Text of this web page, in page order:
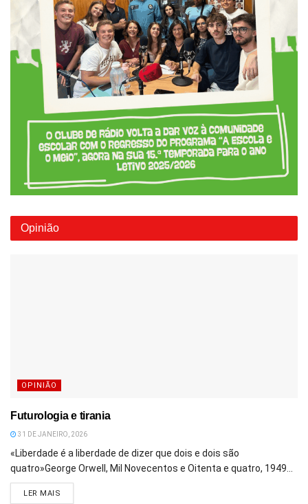
Opinião
OPINIÃO
Futurologia e tirania
31 DE JANEIRO, 2026
«Liberdade é a liberdade de dizer que dois e dois são
quatro»George Orwell, Mil Novecentos e Oitenta e quatro, 1949...
LER MAIS